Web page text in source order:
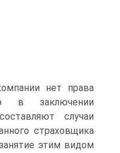
нет права
в заключении
случаи
страховщика
этим видом